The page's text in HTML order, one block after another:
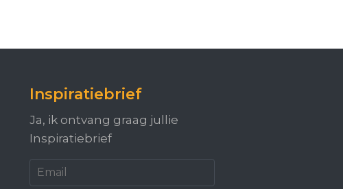
Inspiratiebrief
Ja, ik ontvang graag jullie
Inspiratiebrief